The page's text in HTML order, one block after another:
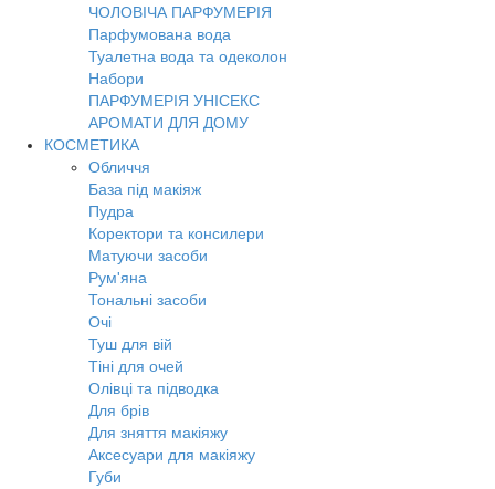
ЧОЛОВІЧА ПАРФУМЕРІЯ
Парфумована вода
Туалетна вода та одеколон
Набори
ПАРФУМЕРІЯ УНІСЕКС
АРОМАТИ ДЛЯ ДОМУ
КОСМЕТИКА
Обличчя
База під макіяж
Пудра
Коректори та консилери
Матуючи засоби
Рум'яна
Тональні засоби
Очі
Туш для вій
Тіні для очей
Олівці та підводка
Для брів
Для зняття макіяжу
Аксесуари для макіяжу
Губи